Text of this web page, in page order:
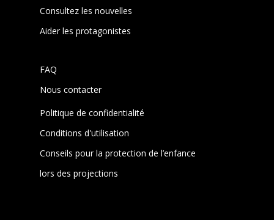
Consultez les nouvelles
Aider les protagonistes
FAQ
Nous contacter
Politique de confidentialité
Conditions d'utilisation
Conseils pour la protection de l’enfance
lors des projections